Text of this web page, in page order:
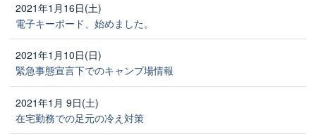
2021年1月16日(土)
電子キーボード、始めました。
2021年1月10日(日)
緊急事態宣言下でのキャンプ場情報
2021年1月 9日(土)
在宅勤務での足元の冷え対策